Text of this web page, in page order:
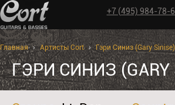
+7 (495) 984-78-
Главная › Артисты Cort › Гэри Синиз (Gary Sinise)
ГЭРИ СИНИЗ (GARY